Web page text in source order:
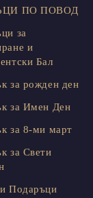
ПО ПОВОД
за
и
Бал
за рожден ден
за Имен Ден
за 8-ми март
за Свети
Подаръци